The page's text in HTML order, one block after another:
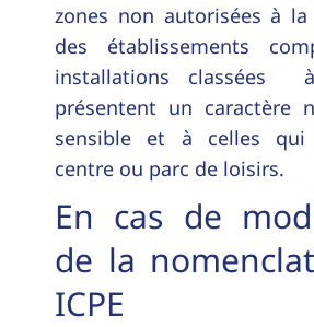
zones non autorisées à
des établissements
installations classées
présentent un caractère
sensible et à celles
centre ou parc de loisirs.
En cas de
de la
ICPE